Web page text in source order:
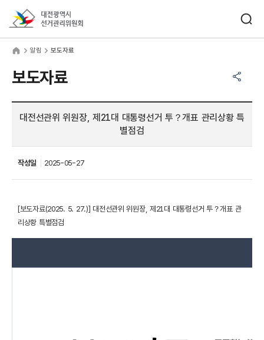
알림 보도자료
보도자료
대전선관위 위원장, 제21대 대통령선거 투？개표 관리상황 특
별점검
작성일 2025-05-27
[보도자료(2025. 5. 27.)] 대전선관위 위원장, 제21대 대통령선거 투？개표 관
리상황 특별점검